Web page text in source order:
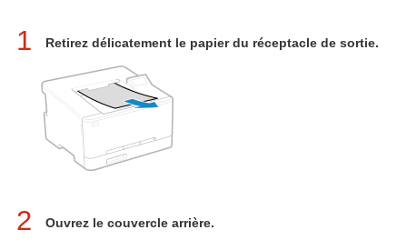
1 Retirez délicatement le papier du réceptacle de sortie.
2 Ouvrez le couvercle arrière.